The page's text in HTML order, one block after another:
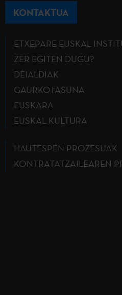
KONTAKTUA
ETXEPARE EUSKAL
ZER EGITEN DUGU?
DEIALDIAK
GAURKOTASUNA
EUSKARA
EUSKAL KULTURA
HAUTESPEN PROZESUAK
KONTRATATZAILEAREN